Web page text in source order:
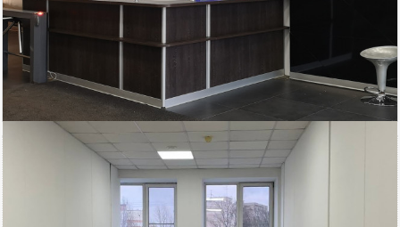
Адмиралтейский
Площадь
154.1 м2